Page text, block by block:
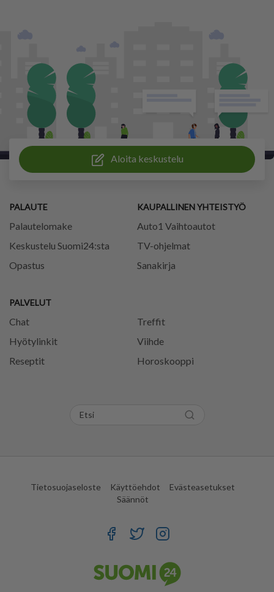
Aloita keskustelu
PALAUTE
Palautelomake
Keskustelu Suomi24:sta
Opastus
PALVELUT
Chat
Treffit
Hyötylinkit
Viihde
Reseptit
Horoskooppi
KAUPALLINEN YHTEISTYÖ
Auto1 Vaihtoautot
TV-ohjelmat
Sanakirja
Tietosuojaseloste Käyttöehdot
Evästeasetukset
Säännöt